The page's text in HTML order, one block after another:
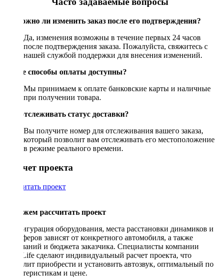
Возможно ли изменить заказ после его подтверждения?
Да, изменения возможны в течение первых 24 часов
после подтверждения заказа. Пожалуйста, свяжитесь с
нашей службой поддержки для внесения изменений.
Какие способы оплаты доступны?
Мы принимаем к оплате банковские карты и наличные
при получении товара.
Как отслеживать статус доставки?
Вы получите номер для отслеживания вашего заказа,
который позволит вам отслеживать его местоположение
в режиме реального времени.
Рассчет проекта
Рассчитать проект
Поможем рассчитать проект
Конфигурация оборудования, места расстановки динамиков и
сабвуферов зависят от конкретного автомобиля, а также
пожеланий и бюджета заказчика. Специалисты компании
DriveLife сделают индивидуальный расчет проекта, что
позволит приобрести и установить автозвук, оптимальный по
характеристикам и цене.